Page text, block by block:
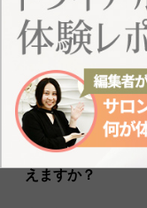
気の合う友
っと若々し
―ご同席の真鍋様
えますか？